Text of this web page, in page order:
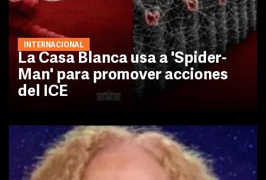
INTERNACIONAL
La Casa Blanca usa a 'Spider-
Man' para promover acciones
del ICE